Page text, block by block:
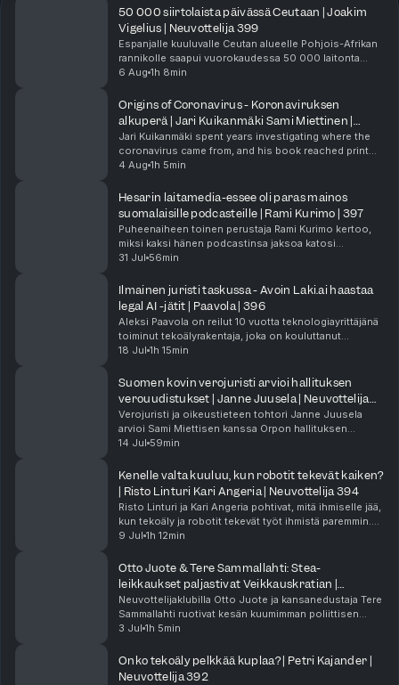
15:30 Temperamentti, introversio ja ekstroversio jatkumona
17:56 Hyvä tyyppi ihanteena koulussa ja työelämässä
19:44 Suomi outlier vanhempien ylpeyden tavoittelussa
23:24 Yksinäisten ihmisten maailma ja sen seuraukset
23:43 Psyykkisten ongelmien massiivinen kasvu ja itsediagnosointi
25:01 Vahvistaako kulttuuri uhriutumista vai selviytymistä
26:17 Freudin määritelmä mielenterveydestä ja entisajan ihmiset
27:15 Somen kausaliteetti mielenterveysongelmiin
28:56 Tyttöjen ja poikien erot somen vaikutuksissa
32:38 Tekoäly, laumaeläimen aivot ja kosketuksen merkitys
35:51 Johtajuuspuhe ei kohtaa psykologisia totuuksia
36:52 Epätieteellinen rekrytointi ja persoonallisuustestien heikko
40:17 Haastattelijan persoona selittää valinnan lopputuloksen
41:29 Suvaitsevaisuuden kapeutuminen ja Overtonin ikkuna
44:02 Saako loukkaantumisen kääntää käytökseksi
46:00 Perustunteet, tunteiden informaatioarvo ja metatunteet
50:52 Polynesialainen kulttuuri ja tunteiden säätely mielessä
54:12 Kehuminen, ulkoinen ja sisäinen palkinto
57:26 Hedonismi ja ikuinen riittämättömyys
58:01 Avshalom Caspi ja vaahtokarkkitesti
1:00:34 Mitä onnellisuustutkimus oikeasti mittaa
1:02:21 Instituutiot kasvattavat itsekkyyteen ja yhteinen tieto katoaa
1:07:03 Tiede etenee evidenssin eikä mielipiteiden varassa
1:09:23 Sisäpiirikeskustelu diagnooseista jatkuu
Katso Sisäpirijaksot ja tue Samia
#neuvottelija Sami Miettinen
50 000 siirtolaista päivässä Ceutaan | Joakim
Vigelius | Neuvottelija 399
Espanjalle kuuluvalle Ceutan alueelle Pohjois-Afrikan
rannikolle saapui vuorokaudessa 50 000 laitonta
siirtolaista, ja tapahtuma sai eurooppalaiset päättäjät
6 Aug 1h 8min
Origins of Coronavirus - Koronaviruksen
alkuperä | Jari Kuikanmäki Sami Miettinen |
Neuvottelija 398
Jari Kuikanmäki spent years investigating where the
coronavirus came from, and his book reached print
just weeks before Anthony Fauci pleaded the fifth
4 Aug 1h 5min
Hesarin laitamedia-essee oli paras mainos
suomalaisille podcasteille | Rami Kurimo | 397
Puheenaiheen toinen perustaja Rami Kurimo kertoo,
miksi kaksi hänen podcastinsa jaksoa katosi
YouTubesta Euroopassa juuri silloin kun CSAM chat
näytti...
31 Jul 56min
Ilmainen juristi taskussa - Avoin Laki.ai haastaa
legal AI -jätit | Paavola | 396
Aleksi Paavola on reilut 10 vuotta teknologiayrittäjänä
toiminut tekoälyrakentaja, joka on kouluttanut
kielimalleihin niin Googlen Euroopan tiimiä kuin
18 Jul 1h 15min
Suomen kovin verojuristi arvioi hallituksen
verouudistukset | Janne Juusela | Neuvottelija
395
Verojuristi ja oikeustieteen tohtori Janne Juusela
arvioi Sami Miettisen kanssa Orpon hallituksen
veropäätökset huippujuristin ja investointipankkiirin
14 Jul 59min
Kenelle valta kuuluu, kun robotit tekevät kaiken?
| Risto Linturi Kari Angeria | Neuvottelija 394
Risto Linturi ja Kari Angeria pohtivat, mitä ihmiselle jää,
kun tekoäly ja robotit tekevät työt ihmistä paremmin.
Keskustelu ammentaa heidän kirjastaan Elämän
9 Jul 1h 12min
Otto Juote & Tere Sammallahti: Stea-
leikkaukset paljastivat Veikkauskratian |
Neuvottelija 393
Neuvottelijaklubilla Otto Juote ja kansanedustaja Tere
Sammallahti ruotivat kesän kuumimman poliittisen
draaman eli ministeri Wille Rydmanin Stea-leikkaukset
3 Jul 1h 5min
Onko tekoäly pelkkää kuplaa? | Petri Kajander |
Neuvottelija 392